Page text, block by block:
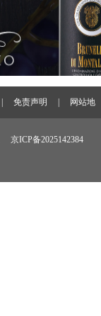
免责声明 网站地
京ICP备2025142384